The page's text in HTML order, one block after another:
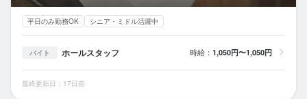
平日のみ勤務OK シニア・ミドル活躍中
バイト ホールスタッフ 時給： 1,050円〜1,050円
最終更新日：17日前